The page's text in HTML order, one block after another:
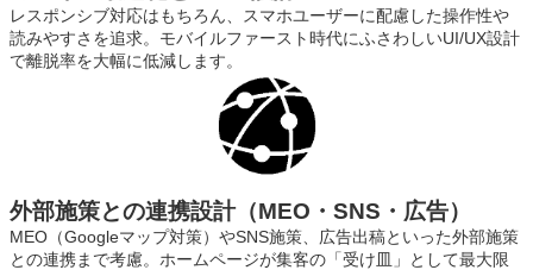
レスポンシブ対応はもちろん、スマホユーザーに配慮した操作性や
読みやすさを追求。モバイルファースト時代にふさわしいUI/UX設計
で離脱率を大幅に低減します。
外部施策との連携設計（MEO・SNS・広告）
MEO（Googleマップ対策）やSNS施策、広告出稿といった外部施策
との連携まで考慮。ホームページが集客の「受け皿」として最大限